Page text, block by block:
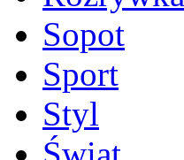
Sopot
Sport
Styl